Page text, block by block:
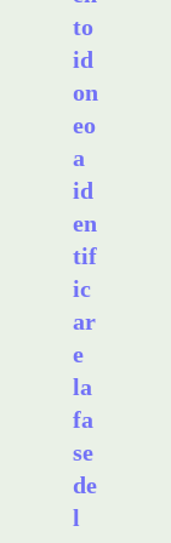
to
id
on
eo
a
id
en
tif
ic
ar
e
la
fa
se
de
l